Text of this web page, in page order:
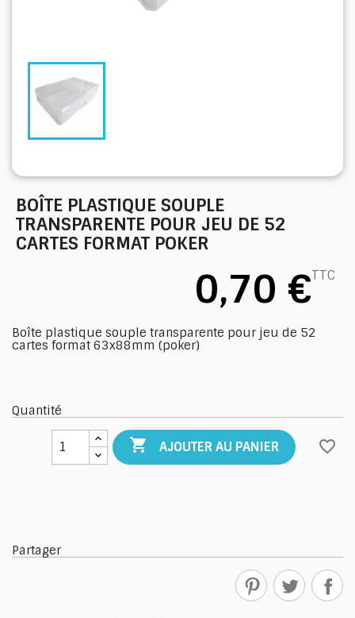
BOÎTE PLASTIQUE SOUPLE
TRANSPARENTE POUR JEU DE 52
CARTES FORMAT POKER
0,70 €TTC
Boîte plastique souple transparente pour jeu de 52
cartes format 63x88mm (poker)
Quantité
 AJOUTER AU PANIER favorite_border
Partager